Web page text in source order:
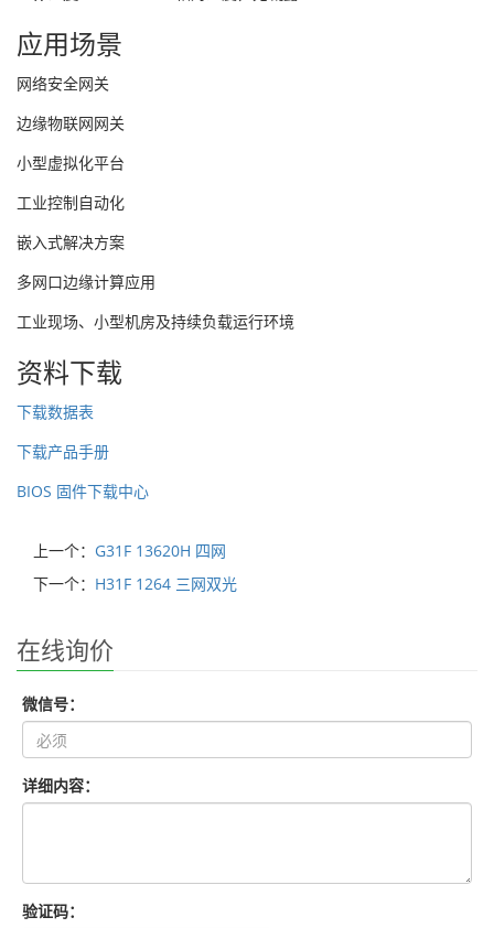
应用场景
网络安全网关
边缘物联网网关
小型虚拟化平台
工业控制自动化
嵌入式解决方案
多网口边缘计算应用
工业现场、小型机房及持续负载运行环境
资料下载
下载数据表
下载产品手册
BIOS 固件下载中心
上一个： G31F 13620H 四网
下一个： H31F 1264 三网双光
在线询价
微信号：
详细内容：
验证码：